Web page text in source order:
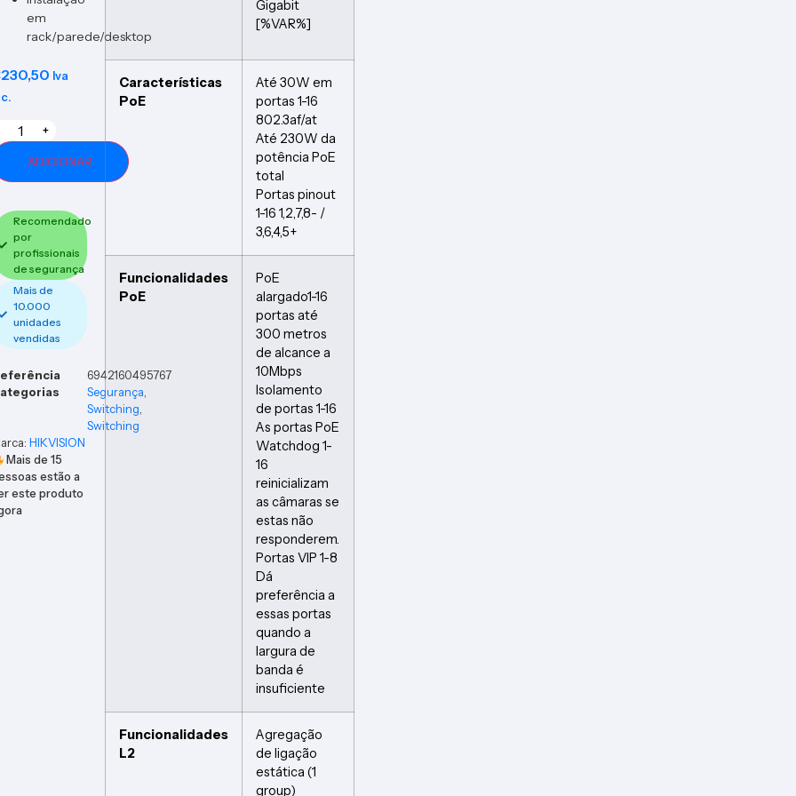
em
rack/parede/desktop
230,50 Iva
+
ADICIONAR
Recomendado
por
profissionais
de segurança
Mais de
10.000
unidades
vendidas
6942160495767
Segurança,
Switching,
Switching
HIKVISION
Mais de15
estão a
este produto
Gigabit
[%VAR%]
Características
PoE
Até 30W em
portas 1-16
802.3af/at
Até 230W da
potência PoE
total
Portas pinout
1-16 1,2,7,8- /
3,6,4,5+
Funcionalidades
PoE
PoE
alargado1-16
portas até
300 metros
de alcance a
10Mbps
Isolamento
de portas 1-16
As portas PoE
Watchdog 1-
16
reinicializam
as câmaras se
estas não
responderem.
Portas VIP 1-8
Dá
preferência a
essas portas
quando a
largura de
banda é
insuficiente
Funcionalidades
L2
Agregação
de ligação
estática (1
group)